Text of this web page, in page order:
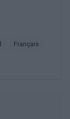
français